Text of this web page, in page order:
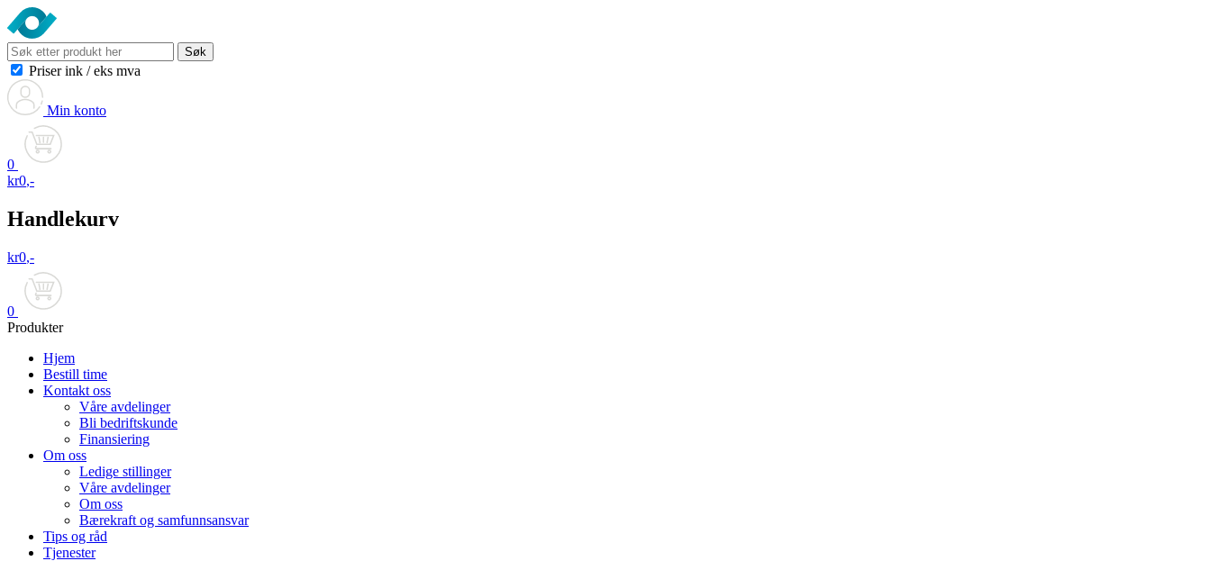
Søk
Priser ink / eks mva
Min konto
0
kr0,-
Handlekurv
kr0,-
0
Produkter
Hjem
Bestill time
Kontakt oss
Våre avdelinger
Bli bedriftskunde
Finansiering
Om oss
Ledige stillinger
Våre avdelinger
Om oss
Bærekraft og samfunnsansvar
Tips og råd
Tjenester